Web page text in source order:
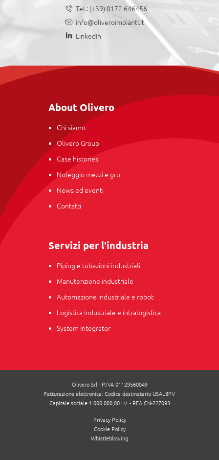
About Olivero
Chi siamo
Olivero Group
Case histories
Noleggio mezzi e gru
News ed eventi
Contatti
Servizi per l'industria
Piping e tubazioni industriali
Manutenzione industriale
Automazione industriale e robot
Logistica industriale e intralogistica
System Integrator
Tel.: (+39) 0172 646456
info@oliveroimpianti.it
LinkedIn
Olivero Srl - P.IVA 01129560049
Fatturazione elettronica: Codice destinatario USAL8PV
Capitale sociale 1.000.000,00 i.v. - REA CN-227093
Privacy Policy
Cookie Policy
Whistleblowing